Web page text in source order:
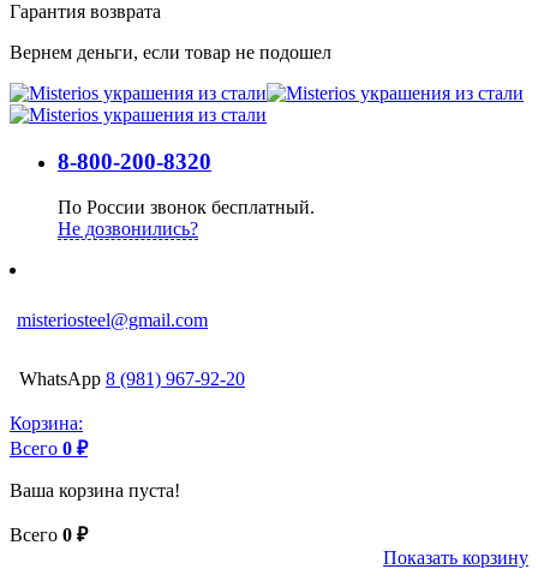
Гарантия возврата
Вернем деньги, если товар не подошел
8-800-200-8320
По России звонок бесплатный.
Не дозвонились?
misteriosteel@gmail.com
WhatsApp 8 (981) 967-92-20
Корзина:
Всего 0 ₽
Ваша корзина пуста!
Всего 0 ₽
Показать корзину